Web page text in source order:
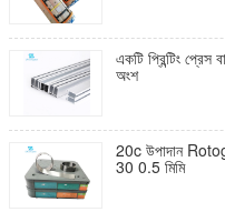
একটি প্রিন্টিং প্রেস
অংশ
20c উপাদান
30 0.5 মিমি